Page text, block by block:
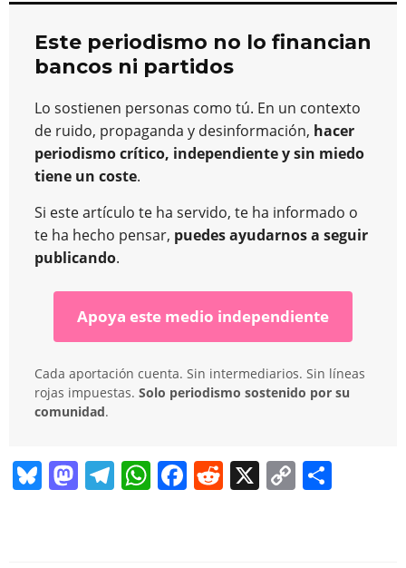
Este periodismo no lo financian
bancos ni partidos
Lo sostienen personas como tú. En un contexto
de ruido, propaganda y desinformación, hacer
periodismo crítico, independiente y sin miedo
tiene un coste.
Si este artículo te ha servido, te ha informado o
te ha hecho pensar, puedes ayudarnos a seguir
publicando.
Apoya este medio independiente
Cada aportación cuenta. Sin intermediarios. Sin líneas
rojas impuestas. Solo periodismo sostenido por su
comunidad.
Bl M T W F R X C